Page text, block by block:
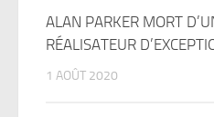
ALAN PARKER MORT
RÉALISATEUR
1 AOÛT 2020